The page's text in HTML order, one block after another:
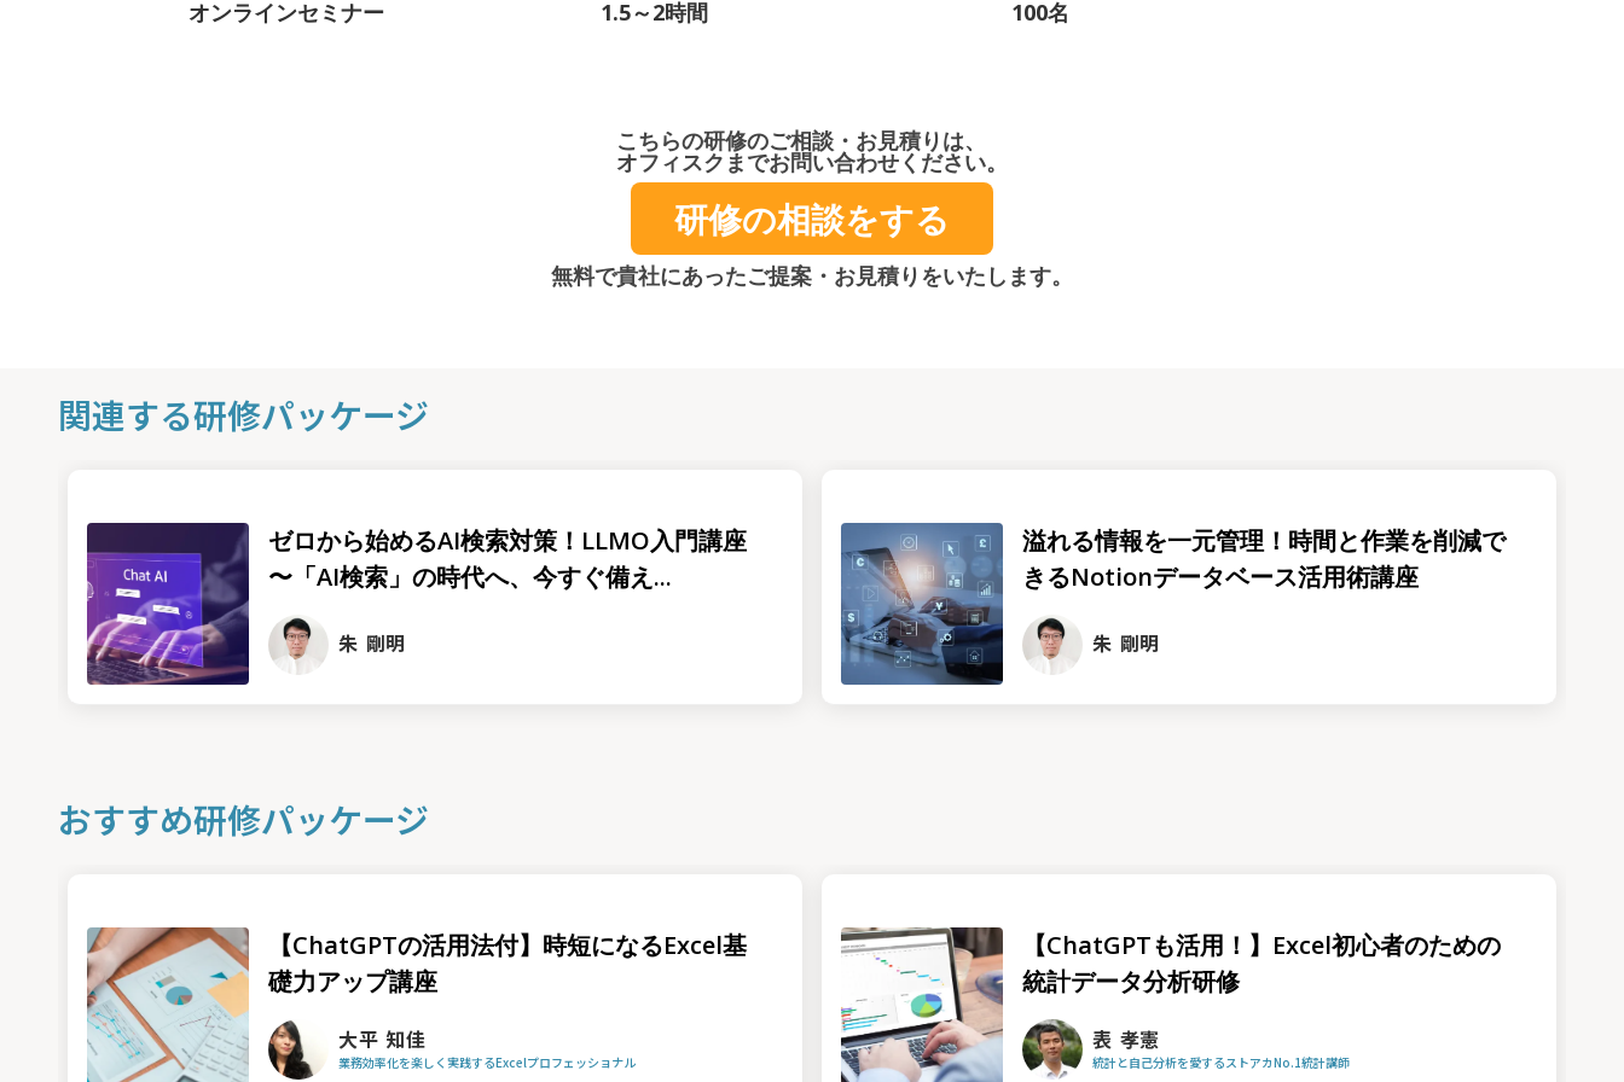
オンラインセミナー 1.5～2時間 100名
こちらの研修のご相談・お見積りは、
オフィスクまでお問い合わせください。
研修の相談をする
無料で貴社にあったご提案・お見積りをいたします。
関連する研修パッケージ
ゼロから始めるAI検索対策！LLMO入門講座
〜「AI検索」の時代へ、今すぐ備え...
朱 剛明
溢れる情報を一元管理！時間と作業を削減で
きるNotionデータベース活用術講座
朱 剛明
おすすめ研修パッケージ
【ChatGPTの活用法付】時短になるExcel基
礎力アップ講座
大平 知佳
業務効率化を楽しく実践するExcelプロフェッショナル
【ChatGPTも活用！】Excel初心者のための
統計データ分析研修
表 孝憲
統計と自己分析を愛するストアカNo.1統計講師